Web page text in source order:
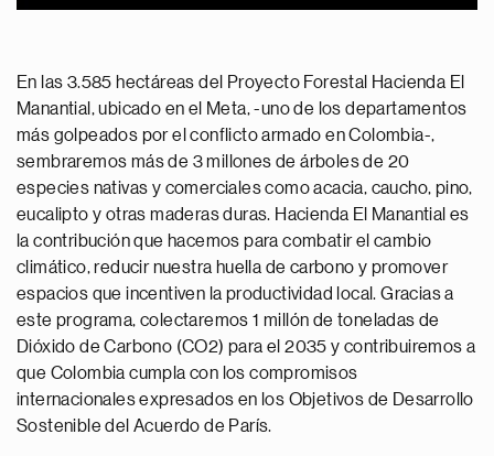
En las 3.585 hectáreas del Proyecto Forestal Hacienda El
Manantial, ubicado en el Meta, -uno de los departamentos
más golpeados por el conflicto armado en Colombia-,
sembraremos más de 3 millones de árboles de 20
especies nativas y comerciales como acacia, caucho, pino,
eucalipto y otras maderas duras. Hacienda El Manantial es
la contribución que hacemos para combatir el cambio
climático, reducir nuestra huella de carbono y promover
espacios que incentiven la productividad local. Gracias a
este programa, colectaremos 1 millón de toneladas de
Dióxido de Carbono (CO2) para el 2035 y contribuiremos a
que Colombia cumpla con los compromisos
internacionales expresados en los Objetivos de Desarrollo
Sostenible del Acuerdo de París.